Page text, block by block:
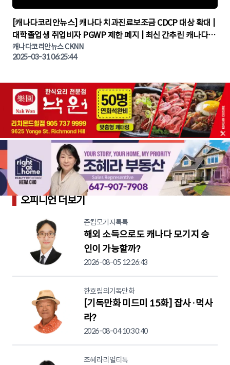
▶
[캐나다코리안뉴스] 캐나다 치과진료보조금 CDCP 대상 확대 |
대학졸업생 취업비자 PGWP 제한 폐지 | 최신 간추린 캐나다뉴
스 | CKNNEWS | 캐나다뉴스 | 토론토뉴스
캐나다코리안뉴스 CKNN
2025-03-31 06:25:44
오피니언 더보기
존킴모기지톡톡
해외 소득으로도 캐나다 모기지 승
인이 가능할까?
2026-08-05 12:26:43
한호림의기독만화
[기독만화 미드미 15화] 잡사·먹사
라?
2026-08-04 10:30:40
조혜라리얼티톡